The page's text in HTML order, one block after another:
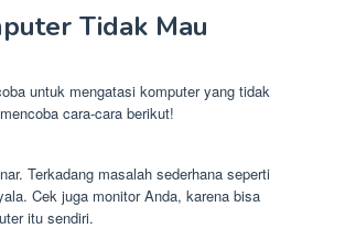
Tidak Mau
untuk mengatasi komputer yang tidak
cara-cara berikut!
Terkadang masalah sederhana seperti
Cek juga monitor Anda, karena bisa
itu sendiri.